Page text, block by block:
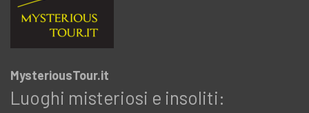
MysteriousTour.it
Luoghi misteriosi e insoliti: